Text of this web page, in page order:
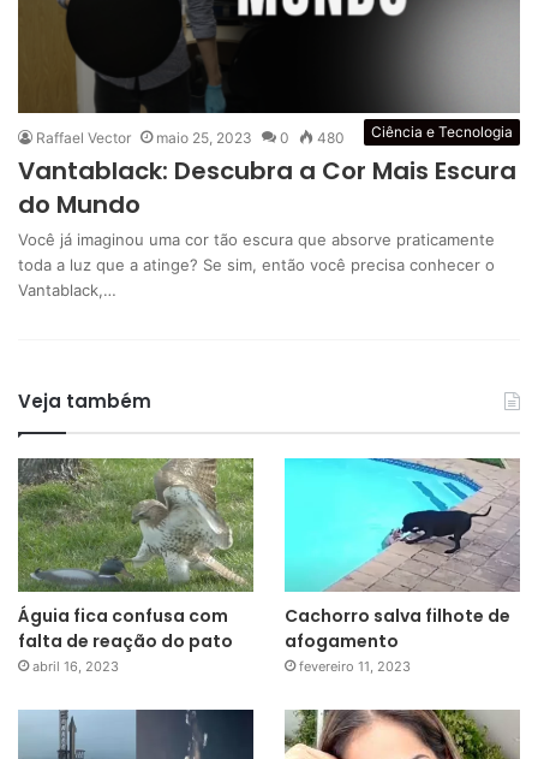
Ciência e Tecnologia
Raffael Vector maio 25, 2023 0 480
Vantablack: Descubra a Cor Mais Escura
do Mundo
Você já imaginou uma cor tão escura que absorve praticamente
toda a luz que a atinge? Se sim, então você precisa conhecer o
Vantablack,…
Veja também
Águia fica confusa com
falta de reação do pato
abril 16, 2023
Cachorro salva filhote de
afogamento
fevereiro 11, 2023